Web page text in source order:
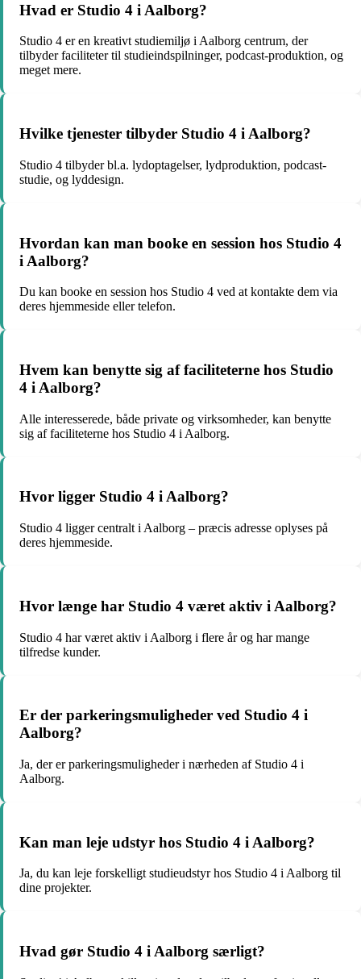
Hvad er Studio 4 i Aalborg?
Studio 4 er en kreativt studiemiljø i Aalborg centrum, der
tilbyder faciliteter til studieindspilninger, podcast-produktion, og
meget mere.
Hvilke tjenester tilbyder Studio 4 i Aalborg?
Studio 4 tilbyder bl.a. lydoptagelser, lydproduktion, podcast-
studie, og lyddesign.
Hvordan kan man booke en session hos Studio 4
i Aalborg?
Du kan booke en session hos Studio 4 ved at kontakte dem via
deres hjemmeside eller telefon.
Hvem kan benytte sig af faciliteterne hos Studio
4 i Aalborg?
Alle interesserede, både private og virksomheder, kan benytte
sig af faciliteterne hos Studio 4 i Aalborg.
Hvor ligger Studio 4 i Aalborg?
Studio 4 ligger centralt i Aalborg – præcis adresse oplyses på
deres hjemmeside.
Hvor længe har Studio 4 været aktiv i Aalborg?
Studio 4 har været aktiv i Aalborg i flere år og har mange
tilfredse kunder.
Er der parkeringsmuligheder ved Studio 4 i
Aalborg?
Ja, der er parkeringsmuligheder i nærheden af Studio 4 i
Aalborg.
Kan man leje udstyr hos Studio 4 i Aalborg?
Ja, du kan leje forskelligt studieudstyr hos Studio 4 i Aalborg til
dine projekter.
Hvad gør Studio 4 i Aalborg særligt?